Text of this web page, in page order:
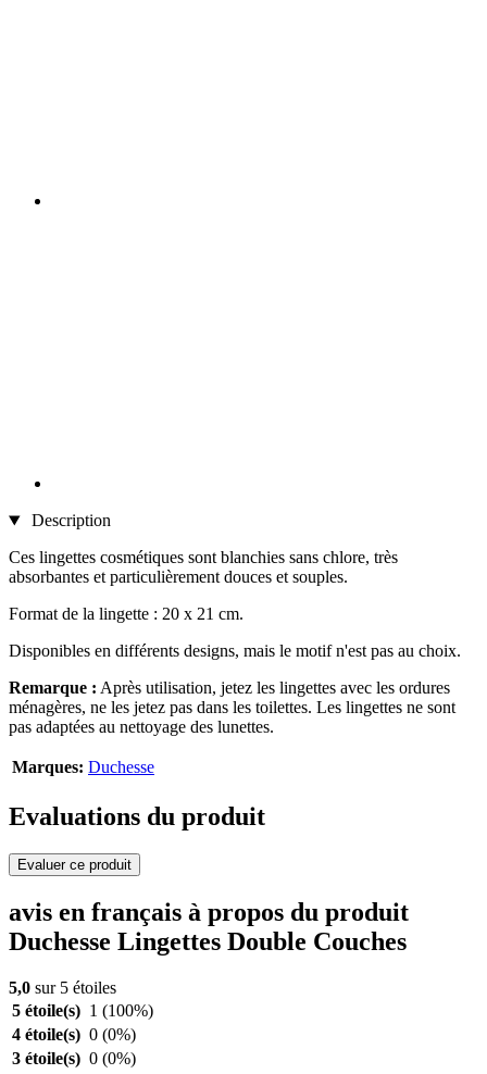
Description
Ces lingettes cosmétiques sont blanchies sans chlore, très
absorbantes et particulièrement douces et souples.
Format de la lingette : 20 x 21 cm.
Disponibles en différents designs, mais le motif n'est pas au choix.
Remarque : Après utilisation, jetez les lingettes avec les ordures
ménagères, ne les jetez pas dans les toilettes. Les lingettes ne sont
pas adaptées au nettoyage des lunettes.
Marques: Duchesse
Evaluations du produit
Evaluer ce produit
avis en français à propos du produit
Duchesse Lingettes Double Couches
5,0 sur 5 étoiles
5 étoile(s) 1 (100%)
4 étoile(s) 0 (0%)
3 étoile(s) 0 (0%)